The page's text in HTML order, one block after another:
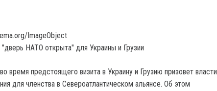
ImageObject
время предстоящего визита в Украину и Грузию призовет власти
для членства в Североатлантическом альянсе. Об этом